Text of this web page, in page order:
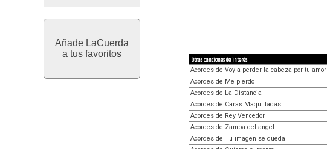
Añade LaCuerda
a tus favoritos
Otras canciones de interés
Acordes de Voy a perder la cabeza por tu amor
Acordes de Me pierdo
Acordes de La Distancia
Acordes de Caras Maquilladas
Acordes de Rey Vencedor
Acordes de Zamba del angel
Acordes de Tu imagen se queda